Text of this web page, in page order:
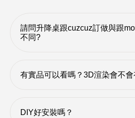
請問升降桌跟cuzcuz訂做與跟
不同?
有實品可以看嗎？3D渲染會不會
DIY好安裝嗎？